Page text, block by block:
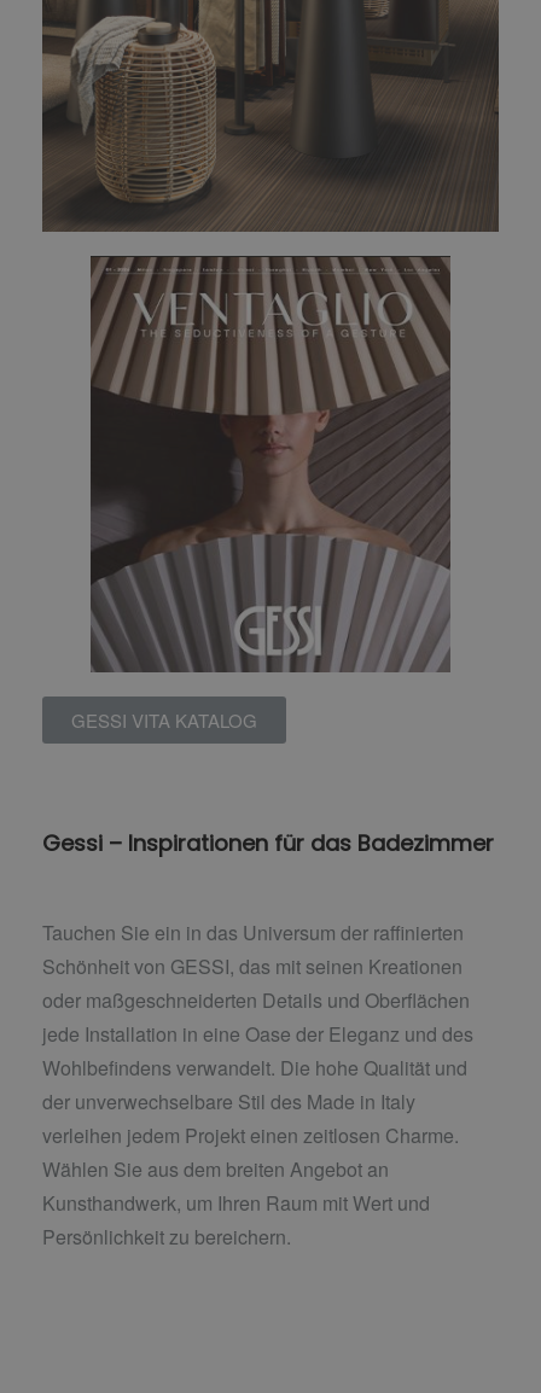
GESSI VITA KATALOG
Gessi – Inspirationen für das Badezimmer
Tauchen Sie ein in das Universum der raffinierten
Schönheit von GESSI, das mit seinen Kreationen
oder maßgeschneiderten Details und Oberflächen
jede Installation in eine Oase der Eleganz und des
Wohlbefindens verwandelt. Die hohe Qualität und
der unverwechselbare Stil des Made in Italy
verleihen jedem Projekt einen zeitlosen Charme.
Wählen Sie aus dem breiten Angebot an
Kunsthandwerk, um Ihren Raum mit Wert und
Persönlichkeit zu bereichern.